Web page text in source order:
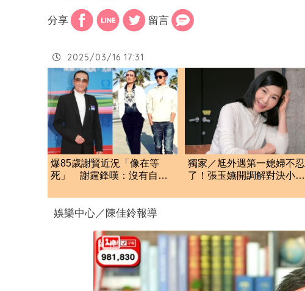
分享 留言
2025/03/16 17:31
爆85歲謝賢近況「像在等
死」 謝霆鋒嘆：沒有自理
獨家／尪外遇第一媳婦不忍
了！張玉嬿開調解對決小
娛樂中心／陳佳鈴報導